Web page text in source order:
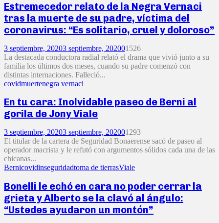
Estremecedor relato de la Negra Vernaci
tras la muerte de su padre, víctima del
coronavirus: “Es solitario, cruel y doloroso”
3 septiembre, 20203 septiembre, 202001526
La destacada conductora radial relató el drama que vivió junto a su
familia los últimos dos meses, cuando su padre comenzó con
distintas internaciones. Falleció...
covidmuertenegra vernaci
En tu cara: Inolvidable paseo de Berni al
gorila de Jony Viale
3 septiembre, 20203 septiembre, 202001293
El titular de la cartera de Seguridad Bonaerense sacó de paseo al
operador macrista y le refutó con argumentos sólidos cada una de las
chicanas...
Bernicovidinseguridadtoma de tierrasViale
Bonelli le echó en cara no poder cerrar la
grieta y Alberto se la clavó al ángulo:
“Ustedes ayudaron un montón”